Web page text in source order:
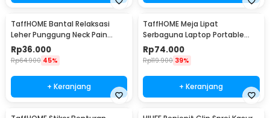
TaffHOME Bantal Relaksasi
Leher Punggung Neck Pain
Relief - HBF001
Rp36.000
Rp64.900 45%
+ Keranjang
TaffHOME Meja Lipat
Serbaguna Laptop Portable
Desk Minimalist Design - BO60
Rp74.000
Rp119.900 39%
+ Keranjang